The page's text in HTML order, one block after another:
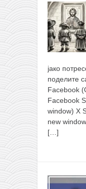
јако
поделите
Facebook
Facebook
window) X
new
[…]